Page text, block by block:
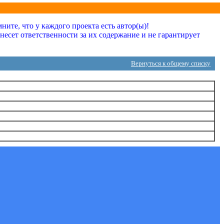
что у каждого проекта есть автор(ы)!
ответственности за их содержание и не гарантирует
Вернуться к общему списку